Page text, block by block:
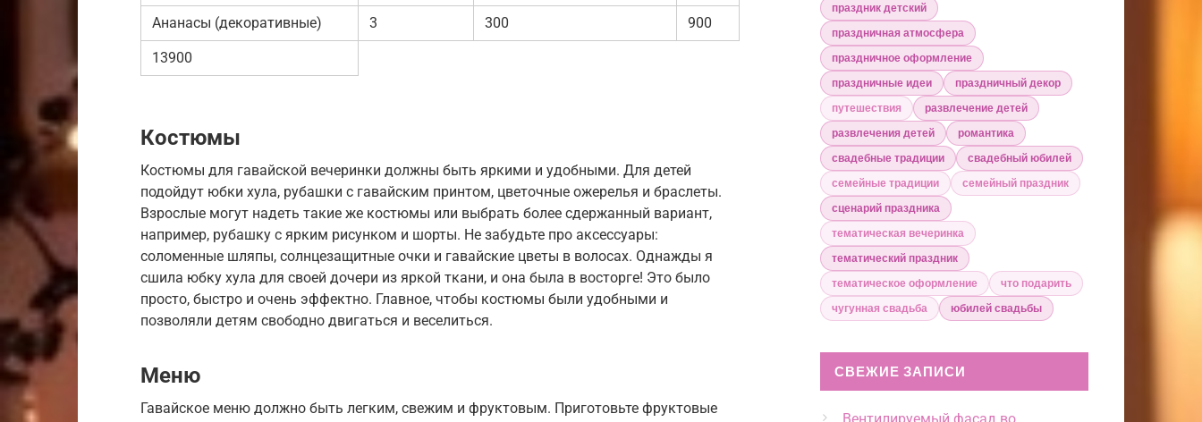
Ананасы (декоративные) 3 300 900
13900
Костюмы
Костюмы для гавайской вечеринки должны быть яркими и удобными. Для детей
подойдут юбки хула, рубашки с гавайским принтом, цветочные ожерелья и браслеты.
Взрослые могут надеть такие же костюмы или выбрать более сдержанный вариант,
например, рубашку с ярким рисунком и шорты. Не забудьте про аксессуары:
соломенные шляпы, солнцезащитные очки и гавайские цветы в волосах. Однажды я
сшила юбку хула для своей дочери из яркой ткани, и она была в восторге! Это было
просто, быстро и очень эффектно. Главное, чтобы костюмы были удобными и
позволяли детям свободно двигаться и веселиться.
Меню
Гавайское меню должно быть легким, свежим и фруктовым. Приготовьте фруктовые
праздник детский
праздничная атмосфера
праздничное оформление
праздничные идеи
праздничный декор
путешествия
развлечение детей
развлечения детей
романтика
свадебные традиции
свадебный юбилей
семейные традиции
семейный праздник
сценарий праздника
тематическая вечеринка
тематический праздник
тематическое оформление
что подарить
чугунная свадьба
юбилей свадьбы
СВЕЖИЕ ЗАПИСИ